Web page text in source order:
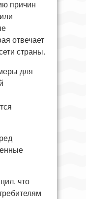
причин
отвечает
страны.
для
что